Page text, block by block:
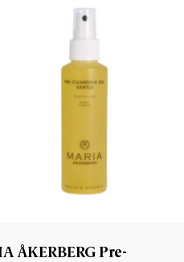
ÅKERBERG Pre-